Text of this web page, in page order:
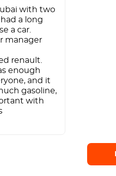
with two
a long
a car.
manager
renault.
enough
and it
gasoline,
with